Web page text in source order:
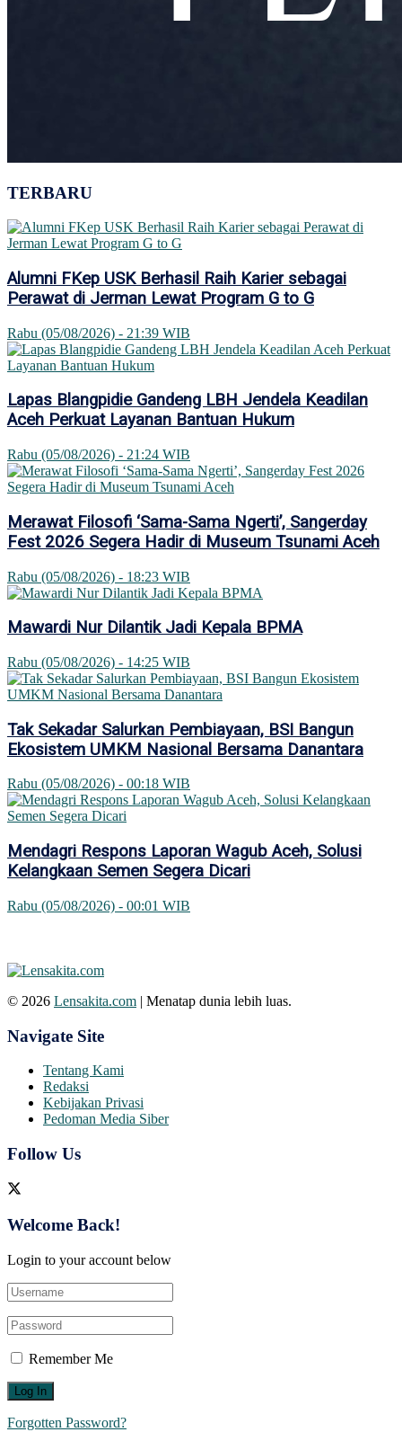
TERBARU
Alumni FKep USK Berhasil Raih Karier sebagai
Perawat di Jerman Lewat Program G to G
Rabu (05/08/2026) - 21:39 WIB
Lapas Blangpidie Gandeng LBH Jendela Keadilan
Aceh Perkuat Layanan Bantuan Hukum
Rabu (05/08/2026) - 21:24 WIB
Merawat Filosofi ‘Sama-Sama Ngerti’, Sangerday
Fest 2026 Segera Hadir di Museum Tsunami Aceh
Rabu (05/08/2026) - 18:23 WIB
Mawardi Nur Dilantik Jadi Kepala BPMA
Rabu (05/08/2026) - 14:25 WIB
Tak Sekadar Salurkan Pembiayaan, BSI Bangun
Ekosistem UMKM Nasional Bersama Danantara
Rabu (05/08/2026) - 00:18 WIB
Mendagri Respons Laporan Wagub Aceh, Solusi
Kelangkaan Semen Segera Dicari
Rabu (05/08/2026) - 00:01 WIB
© 2026 Lensakita.com | Menatap dunia lebih luas.
Navigate Site
Tentang Kami
Redaksi
Kebijakan Privasi
Pedoman Media Siber
Follow Us
Welcome Back!
Login to your account below
Remember Me
Forgotten Password?